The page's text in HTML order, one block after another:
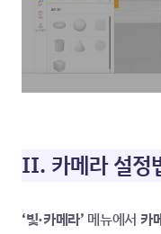
II. 카메라 설정
‘빛·카메라’ 메뉴에서 카